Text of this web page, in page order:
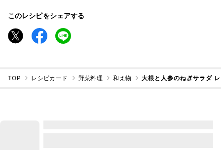
このレシピをシェアする
TOP レシピカード 野菜料理 和え物 大根と人参のねぎサラダ